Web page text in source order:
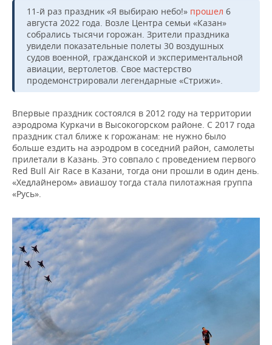
11-й раз праздник «Я выбираю небо!» прошел 6
августа 2022 года. Возле Центра семьи «Казан»
собрались тысячи горожан. Зрители праздника
увидели показательные полеты 30 воздушных
судов военной, гражданской и экспериментальной
авиации, вертолетов. Свое мастерство
продемонстрировали легендарные «Стрижи».
Впервые праздник состоялся в 2012 году на территории
аэродрома Куркачи в Высокогорском районе. С 2017 года
праздник стал ближе к горожанам: не нужно было
больше ездить на аэродром в соседний район, самолеты
прилетали в Казань. Это совпало с проведением первого
Red Bull Air Race в Казани, тогда они прошли в один день.
«Хедлайнером» авиашоу тогда стала пилотажная группа
«Русь».